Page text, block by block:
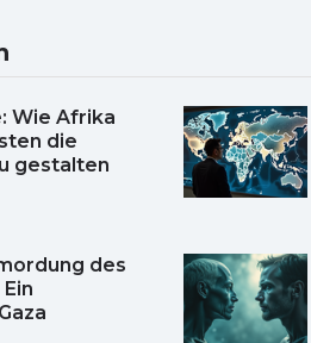
Wie Afrika
die
gestalten
des